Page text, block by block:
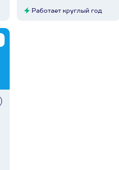
Работает круглый год